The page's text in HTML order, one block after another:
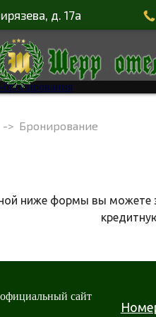
д. 17а
бронирования
Бронирование
ниже формы вы можете
сайт